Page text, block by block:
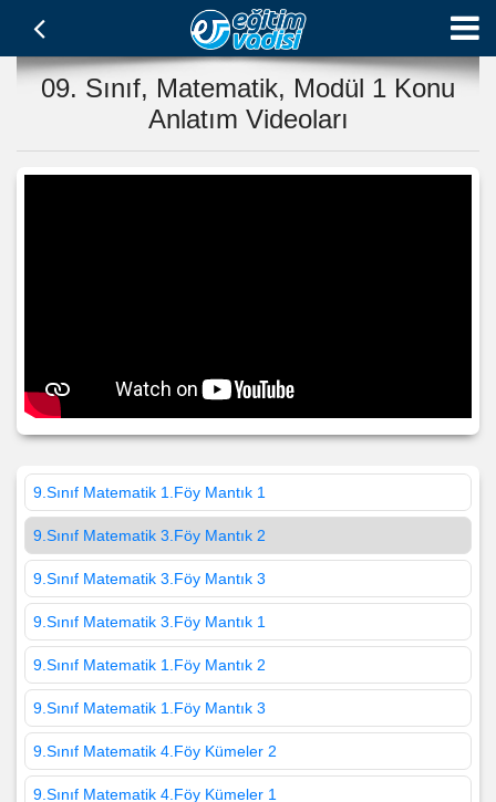
09. Sınıf, Matematik, Modül 1 Konu
Anlatım Videoları
9.Sınıf Matematik 1.Föy Mantık 1
9.Sınıf Matematik 3.Föy Mantık 2
9.Sınıf Matematik 3.Föy Mantık 3
9.Sınıf Matematik 3.Föy Mantık 1
9.Sınıf Matematik 1.Föy Mantık 2
9.Sınıf Matematik 1.Föy Mantık 3
9.Sınıf Matematik 4.Föy Kümeler 2
9.Sınıf Matematik 4.Föy Kümeler 1